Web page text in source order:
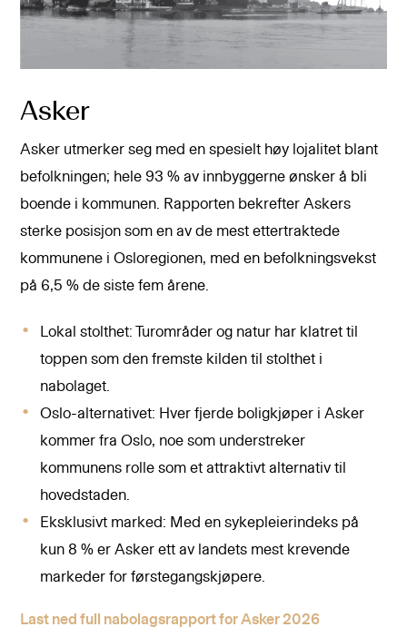
Asker
Asker utmerker seg med en spesielt høy lojalitet blant
befolkningen; hele 93 % av innbyggerne ønsker å bli
boende i kommunen. Rapporten bekrefter Askers
sterke posisjon som en av de mest ettertraktede
kommunene i Osloregionen, med en befolkningsvekst
på 6,5 % de siste fem årene.
Lokal stolthet: Turområder og natur har klatret til
toppen som den fremste kilden til stolthet i
nabolaget.
Oslo-alternativet: Hver fjerde boligkjøper i Asker
kommer fra Oslo, noe som understreker
kommunens rolle som et attraktivt alternativ til
hovedstaden.
Eksklusivt marked: Med en sykepleierindeks på
kun 8 % er Asker ett av landets mest krevende
markeder for førstegangskjøpere.
Last ned full nabolagsrapport for Asker 2026